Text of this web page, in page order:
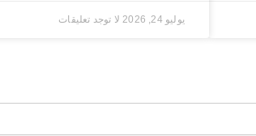
يوليو 24, 2026 لا توجد تعليقات